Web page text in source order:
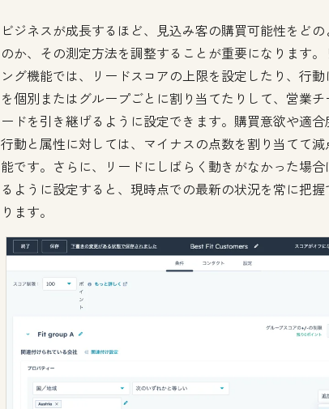
ビジネスが成長するほど、見込み客の購買可能性をど
のか、その測定方法を調整することが重要になります。
ング機能では、リードスコアの上限を設定したり、行
を個別またはグループごとに割り当てたりして、営業チ
ードを引き継げるように設定できます。購買意欲や適
行動と属性に対しては、マイナスの点数を割り当てて
能です。さらに、リードにしばらく動きがなかった場
るように設定すると、現時点での最新の状況を常に把
ります。